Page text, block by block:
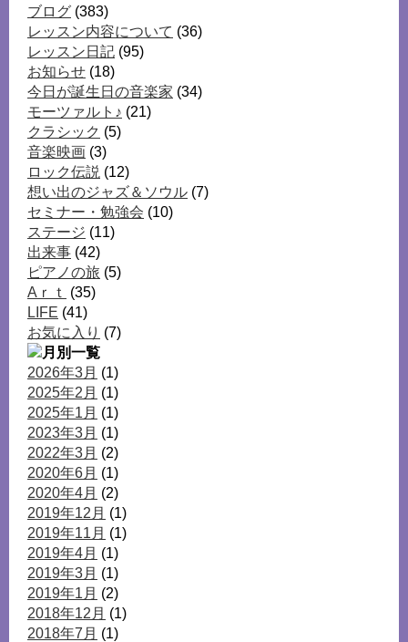
ブログ (383)
レッスン内容について (36)
レッスン日記 (95)
お知らせ (18)
今日が誕生日の音楽家 (34)
モーツァルト♪ (21)
クラシック (5)
音楽映画 (3)
ロック伝説 (12)
想い出のジャズ＆ソウル (7)
セミナー・勉強会 (10)
ステージ (11)
出来事 (42)
ピアノの旅 (5)
Aｒｔ
(35)
LIFE (41)
お気に入り (7)
2026年3月 (1)
2025年2月 (1)
2025年1月 (1)
2023年3月 (1)
2022年3月 (2)
2020年6月 (1)
2020年4月 (2)
2019年12月 (1)
2019年11月 (1)
2019年4月 (1)
2019年3月 (1)
2019年1月 (2)
2018年12月 (1)
2018年7月 (1)